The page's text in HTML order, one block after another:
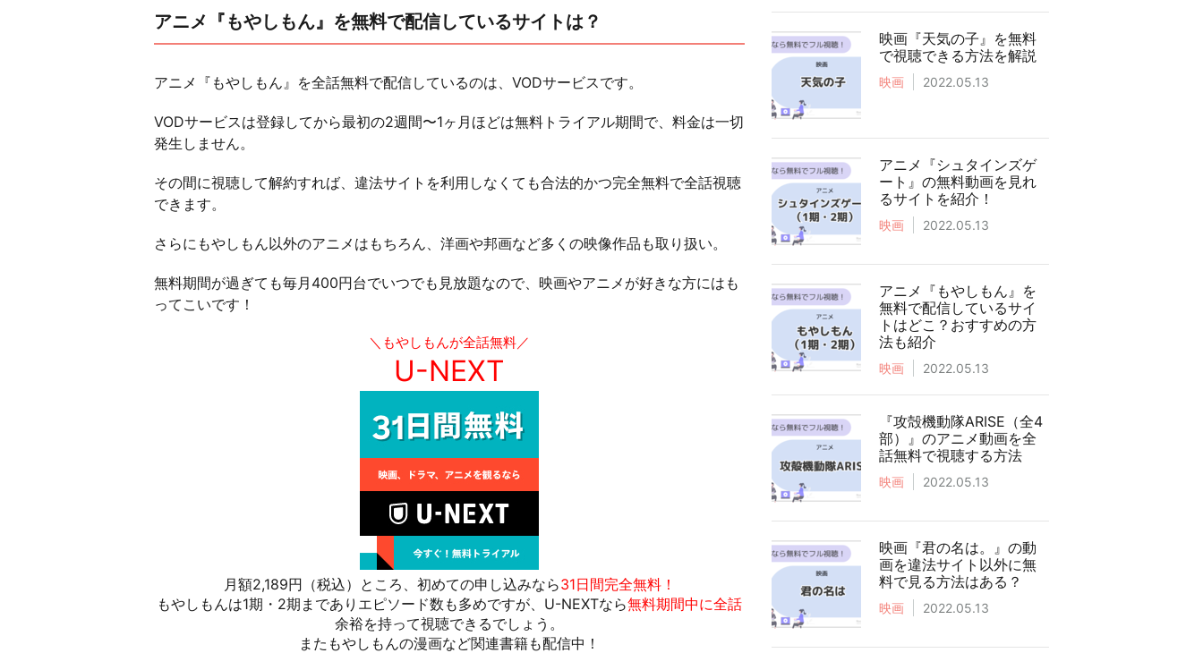
アニメ『もやしもん』を無料で配信しているサイトは？
アニメ『もやしもん』を全話無料で配信しているのは、VODサービスです。
VODサービスは登録してから最初の2週間〜1ヶ月ほどは無料トライアル期間で、料金は一切
発生しません。
その間に視聴して解約すれば、違法サイトを利用しなくても合法的かつ完全無料で全話視聴
できます。
さらにもやしもん以外のアニメはもちろん、洋画や邦画など多くの映像作品も取り扱い。
無料期間が過ぎても毎月400円台でいつでも見放題なので、映画やアニメが好きな方にはも
ってこいです！
＼もやしもんが全話無料／
U-NEXT
月額2,189円（税込）ところ、初めての申し込みなら31日間完全無料！
もやしもんは1期・2期までありエピソード数も多めですが、U-NEXTなら無料期間中に全話
余裕を持って視聴できるでしょう。
またもやしもんの漫画など関連書籍も配信中！
映画『天気の子』を無料
で視聴できる方法を解説
映画 2022.05.13
アニメ『シュタインズゲ
ート』の無料動画を見れ
るサイトを紹介！
映画 2022.05.13
アニメ『もやしもん』を
無料で配信しているサイ
トはどこ？おすすめの方
法も紹介
映画 2022.05.13
『攻殻機動隊ARISE（全4
部）』のアニメ動画を全
話無料で視聴する方法
映画 2022.05.13
映画『君の名は。』の動
画を違法サイト以外に無
料で見る方法はある？
映画 2022.05.13